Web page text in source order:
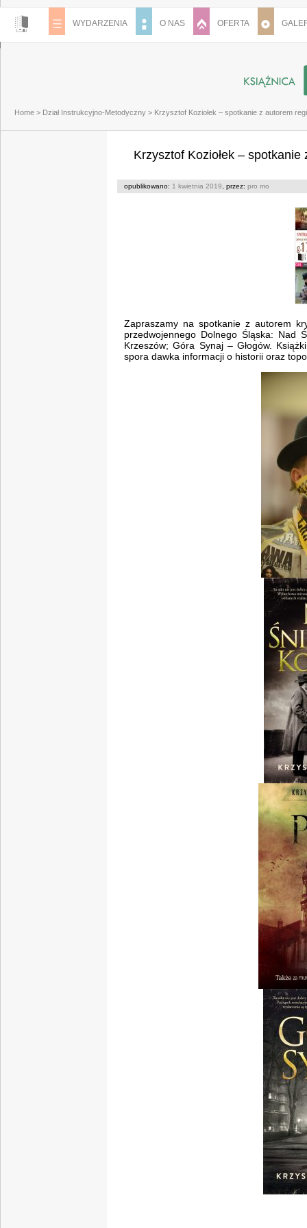
WYDARZENIA O NAS OFERTA
Home > Dział Instrukcyjno-Metodyczny > Krzysztof Koziołek – spotkanie z autorem
Krzysztof Koziołek –
opublikowano: 1 kwietnia 2019 , przez: pro mo
Zapraszamy na spotkanie z autorem
przedwojennego Dolnego Śląska: Nad
Krzeszów; Góra Synaj – Głogów.
spora dawka informacji o historii oraz